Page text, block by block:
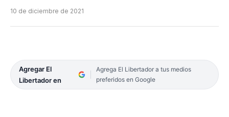
10 de diciembre de 2021
Agregar El
Libertador en
Agrega El Libertador a tus medios
preferidos en Google